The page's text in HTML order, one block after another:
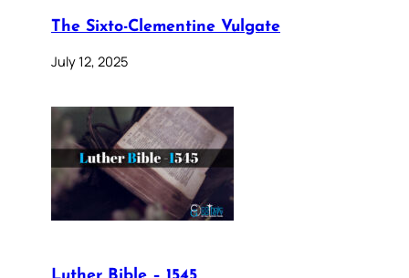
The Sixto-Clementine Vulgate
July 12, 2025